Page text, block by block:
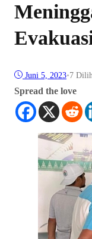
Juni 5, 2023•7
Spread the love